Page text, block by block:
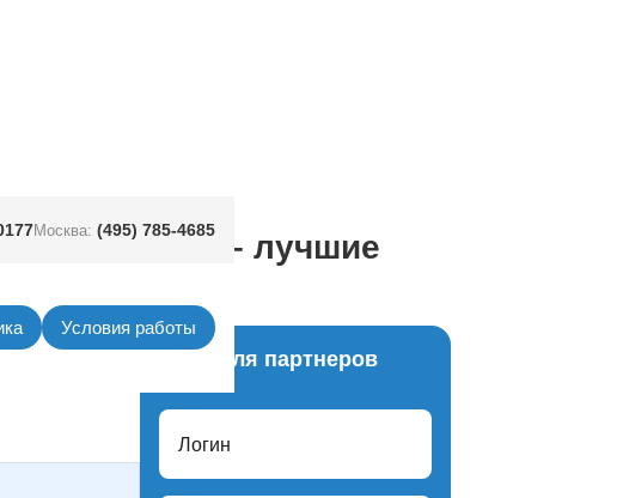
Москва: (495) 785-4685
Условия работы
оптом – лучшие
Вход для партнеров
Логин